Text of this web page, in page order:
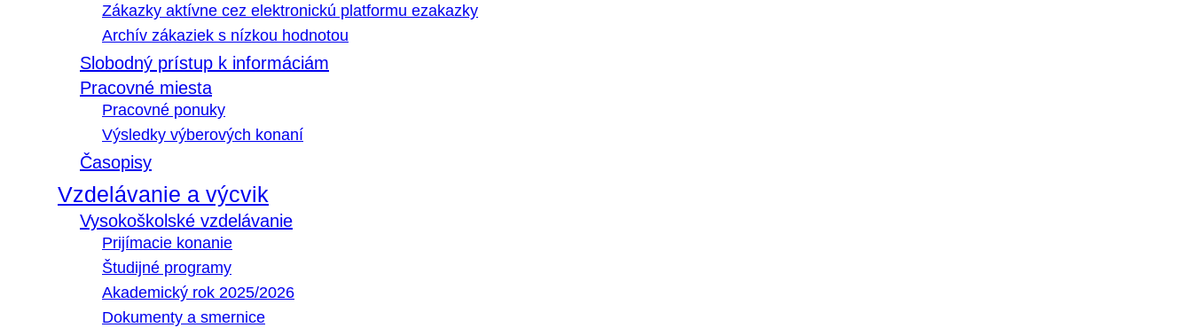
Zákazky aktívne cez elektronickú platformu ezakazky
Archív zákaziek s nízkou hodnotou
Slobodný prístup k informáciám
Pracovné miesta
Pracovné ponuky
Výsledky výberových konaní
Časopisy
Vzdelávanie a výcvik
Vysokoškolské vzdelávanie
Prijímacie konanie
Študijné programy
Akademický rok 2025/2026
Dokumenty a smernice